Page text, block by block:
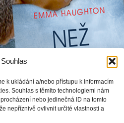
k ukládání a/nebo přístupu k informacím
Souhlas s těmito technologiemi nám
nebo jedinečná ID na tomto
nepříznivě ovlivnit určité vlastnosti a